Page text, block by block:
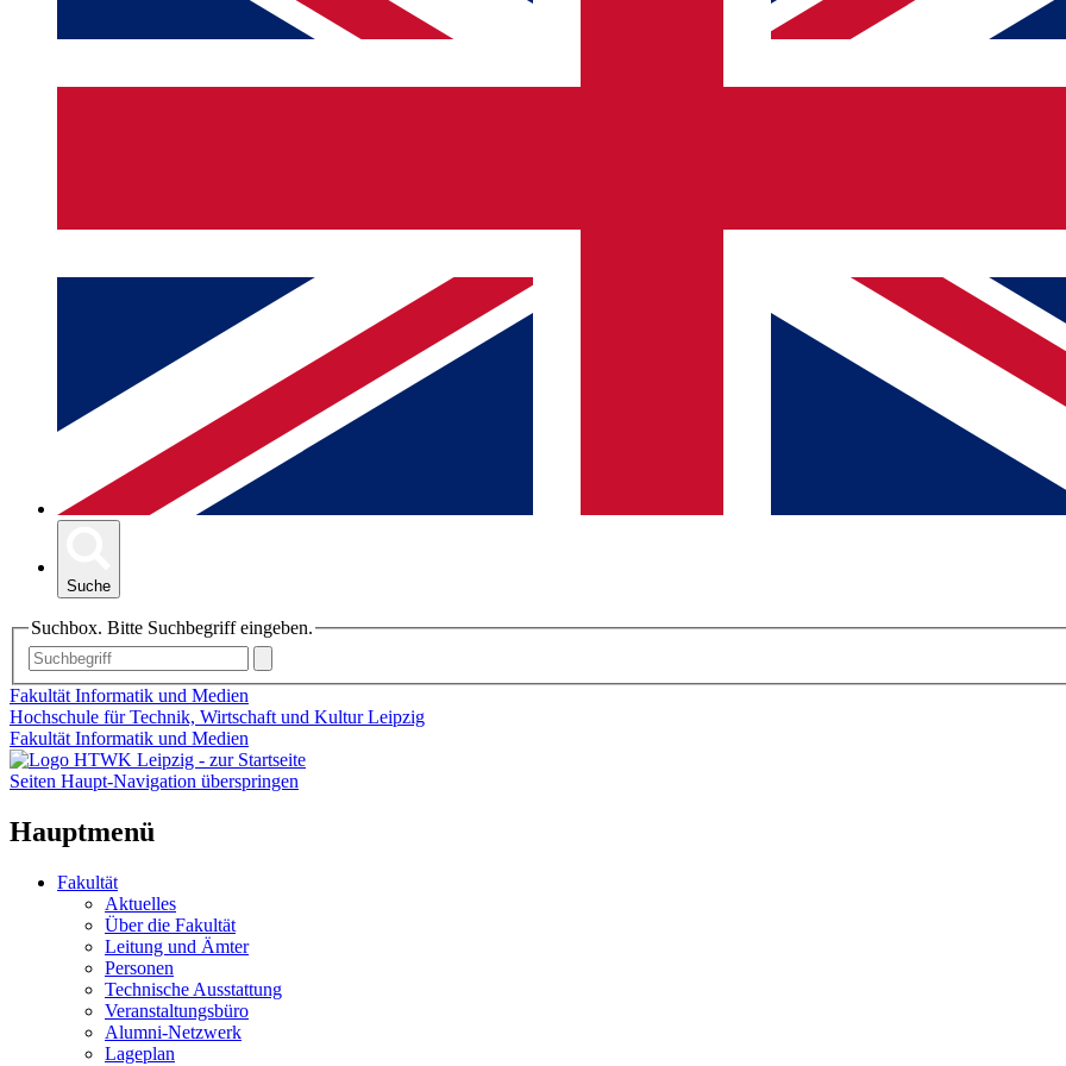
Suche
Suchbox. Bitte Suchbegriff eingeben.
Fakultät Informatik und Medien
Hochschule für Technik, Wirtschaft und Kultur Leipzig
Fakultät Informatik und Medien
Seiten Haupt-Navigation überspringen
Hauptmenü
Fakultät
Aktuelles
Über die Fakultät
Leitung und Ämter
Personen
Technische Ausstattung
Veranstaltungsbüro
Alumni-Netzwerk
Lageplan